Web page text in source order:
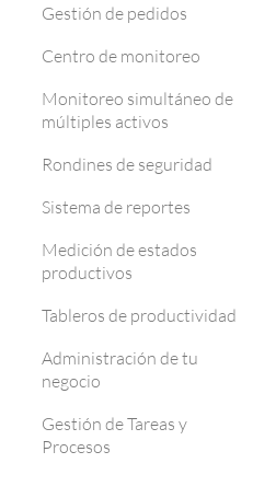
Gestión de pedidos
Centro de monitoreo
Monitoreo simultáneo de
múltiples activos
Rondines de seguridad
Sistema de reportes
Medición de estados
productivos
Tableros de productividad
Administración de tu
negocio
Gestión de Tareas y
Procesos